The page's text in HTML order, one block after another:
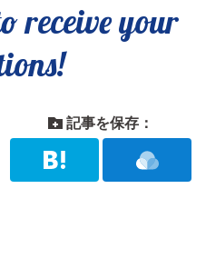
receive your
記事を保存：